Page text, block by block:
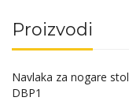
Proizvodi
Navlaka za nogare
DBP1